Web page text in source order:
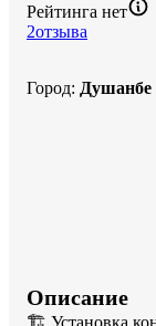
Рейтинга нет
2отзыва
Город: Душанбе
Описание